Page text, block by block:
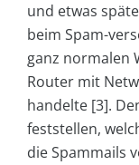
und etwas
beim Spam-
ganz normalen
Router mit
handelte [3].
feststellen,
die Spammails